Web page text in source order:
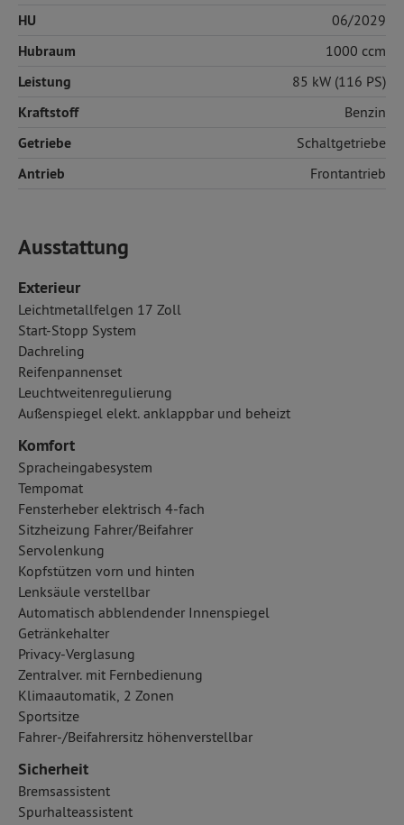
HU 06/2029
Hubraum 1000 ccm
Leistung 85 kW (116 PS)
Kraftstoff Benzin
Getriebe Schaltgetriebe
Antrieb Frontantrieb
Ausstattung
Exterieur
Leichtmetallfelgen 17 Zoll
Start-Stopp System
Dachreling
Reifenpannenset
Leuchtweitenregulierung
Außenspiegel elekt. anklappbar und beheizt
Komfort
Spracheingabesystem
Tempomat
Fensterheber elektrisch 4-fach
Sitzheizung Fahrer/Beifahrer
Servolenkung
Kopfstützen vorn und hinten
Lenksäule verstellbar
Automatisch abblendender Innenspiegel
Getränkehalter
Privacy-Verglasung
Zentralver. mit Fernbedienung
Klimaautomatik, 2 Zonen
Sportsitze
Fahrer-/Beifahrersitz höhenverstellbar
Sicherheit
Bremsassistent
Spurhalteassistent